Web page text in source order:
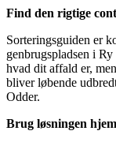
Find den rigtige
Sorteringsguiden er
genbrugspladsen i
hvad dit affald er,
bliver løbende
Odder.
Brug løsningen